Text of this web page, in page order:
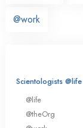
@work
Scientologists @life
@life
@theOrg